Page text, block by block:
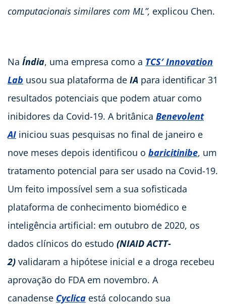
computacionais similares com ML”, explicou Chen.
Na Índia, uma empresa como a TCS′ Innovation
Lab usou sua plataforma de IA para identificar 31
resultados potenciais que podem atuar como
inibidores da Covid-19. A britânica Benevolent
AI iniciou suas pesquisas no final de janeiro e
nove meses depois identificou o baricitinibe, um
tratamento potencial para ser usado na Covid-19.
Um feito impossível sem a sua sofisticada
plataforma de conhecimento biomédico e
inteligência artificial: em outubro de 2020, os
dados clínicos do estudo (NIAID ACTT-
2) validaram a hipótese inicial e a droga recebeu
aprovação do FDA em novembro. A
canadense Cyclica está colocando sua